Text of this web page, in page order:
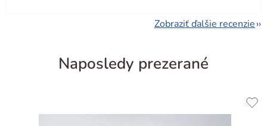
Zobraziť ďalšie recenzie
Naposledy prezerané